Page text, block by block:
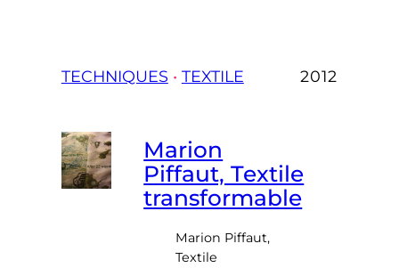
TECHNIQUES • TEXTILE 2012
Marion
Piffaut, Textile
transformable
Marion Piffaut,
Textile